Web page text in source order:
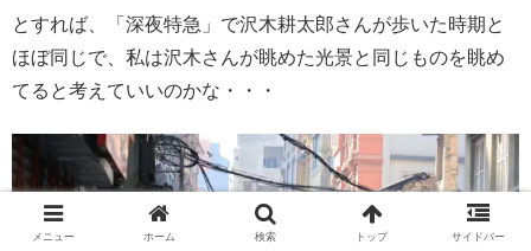
とすれば、「深夜特急」で沢木耕太郎さんが歩いた時期と
ほぼ同じで、私は沢木さんが眺めた光景と同じものを眺め
てると考えていいのかな・・・
メニュー ホーム 検索 トップ サイドバー